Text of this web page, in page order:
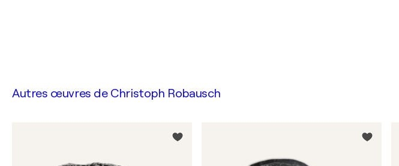
Autres œuvres de Christoph Robausch